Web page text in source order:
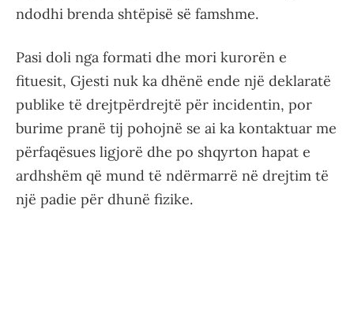
ndodhi brenda shtëpisë së famshme.
Pasi doli nga formati dhe mori kurorën e
fituesit, Gjesti nuk ka dhënë ende një deklaratë
publike të drejtpërdrejtë për incidentin, por
burime pranë tij pohojnë se ai ka kontaktuar me
përfaqësues ligjorë dhe po shqyrton hapat e
ardhshëm që mund të ndërmarrë në drejtim të
një padie për dhunë fizike.